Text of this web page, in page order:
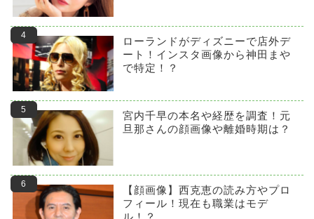
ローランドがディズニーで店外デ
ート！インスタ画像から神田まや
で特定！？
宮内千早の本名や経歴を調査！元
旦那さんの顔画像や離婚時期は？
【顔画像】西克恵の読み方やプロ
フィール！現在も職業はモデ
ル！？